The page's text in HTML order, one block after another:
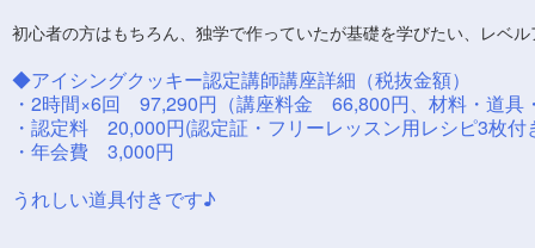
初心者の方はもちろん、独学で作っていたが基礎を学びたい、レベ
◆アイシングクッキー認定講師講座詳細（税抜金額）
・2時間×6回 97,290円（講座料金 66,800円、材料・道具
・認定料 20,000円(認定証・フリーレッスン用レシピ3枚付
・年会費 3,000円
うれしい道具付きです♪